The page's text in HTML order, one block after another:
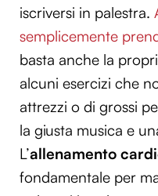
iscriversi in palestra.
semplicemente
basta anche la
alcuni esercizi che
attrezzi o di grossi
la giusta musica e
L’allenamento
fondamentale per